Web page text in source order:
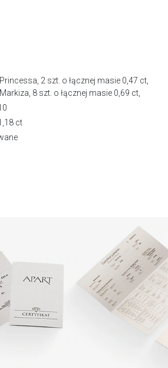
2 szt. o łącznej masie 0,47 ct,
8 szt. o łącznej masie 0,69 ct,
ct